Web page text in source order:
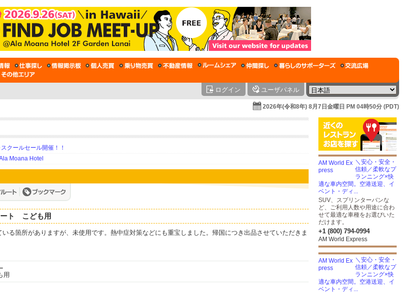
ログイン ユーザパネル
2026年(令和8年) 8月7日金曜日 PM 04時50分 (PDT)
クールセール開催！！
Moana Hotel
ト こども用
いる箇所がありますが、未使用です。熱中症対策などにも重宝しました。帰国につき出品させていただきま
＼安心・安全・
信頼／柔軟なプ
ランニング×快
適な車内空間。空港送迎、イ
ベント・ディ...
SUV、スプリンターバンな
ど、ご利用人数や用途に合わ
せて最適な車種をお選びいた
だけます。
+1 (800) 794-0994
AM World Express
＼安心・安全・
信頼／柔軟なプ
ランニング×快
適な車内空間。空港送迎、イ
ベント・ディ...